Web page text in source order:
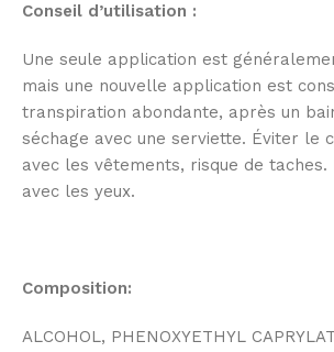
Conseil d’utilisation :
Une seule application est
mais une nouvelle application est
transpiration abondante, après un
séchage avec une serviette. Éviter le
avec les vêtements, risque de
avec les yeux.
Composition:
ALCOHOL, PHENOXYETHYL